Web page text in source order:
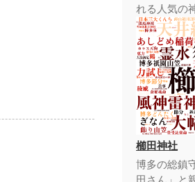
れる人気の
櫛田神社
博多の総鎮
田さん」と